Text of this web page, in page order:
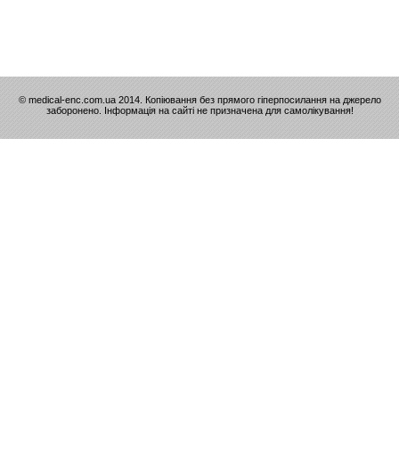
© medical-enc.com.ua 2014. Копіювання без прямого гіперпосилання на джерело
заборонено. Інформація на сайті не призначена для самолікування!